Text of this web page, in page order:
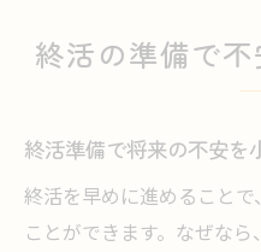
終活の準備で
終活準備で将来の不安を
終活を早めに進めること
ことができます。なぜな